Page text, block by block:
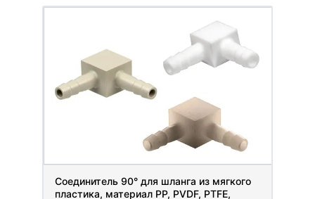
Соединитель 90° для шланга из мягкого
пластика, материал PP, PVDF, PTFE,